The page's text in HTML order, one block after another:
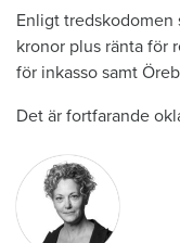
Enligt tredskodomen
kronor plus ränta för
för inkasso samt
Det är fortfarande